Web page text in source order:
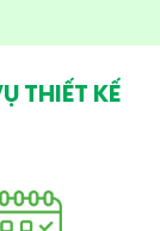
THIẾT KẾ